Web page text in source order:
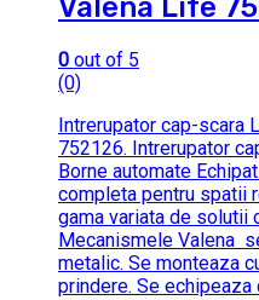
Valena Life
0 out of 5
(0)
Intrerupator cap-scara
752126. Intrerupator
Borne automate
completa pentru spatii
gama variata de solutii
Mecanismele Valena
metalic. Se monteaza
prindere. Se echipeaza